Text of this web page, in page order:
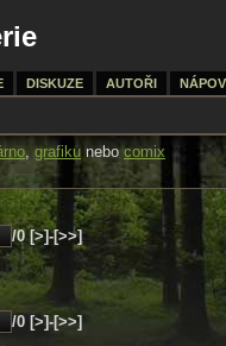
DISKUZE AUTOŘI
,grafiku nebocomix
/0 [>]-[>>]
/0 [>]-[>>]